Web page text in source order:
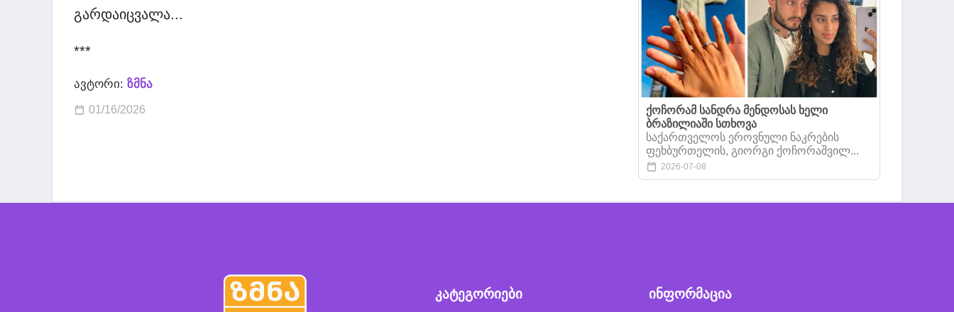
გარდაიცვალა...
***
ავტორი: ზმნა
01/16/2026
ქოჩორამ სანდრა მენდოსას ხელი
ბრაზილიაში სთხოვა
საქართველოს ეროვნული ნაკრების
ფეხბურთელის, გიორგი ქოჩორაშვილ...
2026-07-08
კატეგორიები ინფორმაცია